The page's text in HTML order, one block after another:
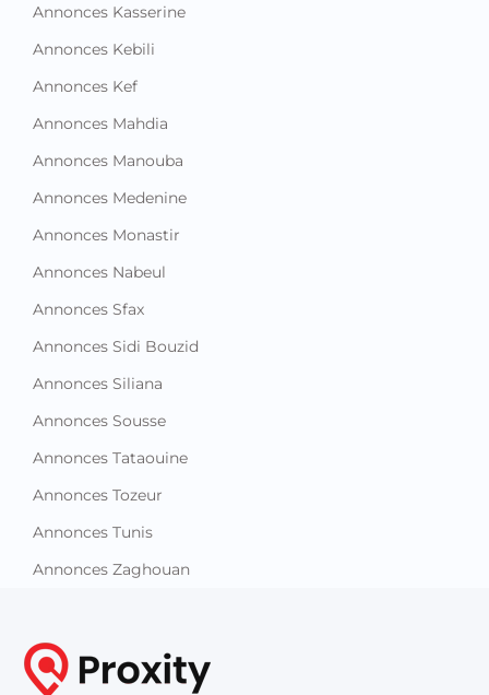
Annonces Kasserine
Annonces Kebili
Annonces Kef
Annonces Mahdia
Annonces Manouba
Annonces Medenine
Annonces Monastir
Annonces Nabeul
Annonces Sfax
Annonces Sidi Bouzid
Annonces Siliana
Annonces Sousse
Annonces Tataouine
Annonces Tozeur
Annonces Tunis
Annonces Zaghouan